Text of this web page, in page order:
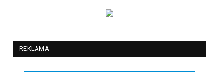
REKLAMA